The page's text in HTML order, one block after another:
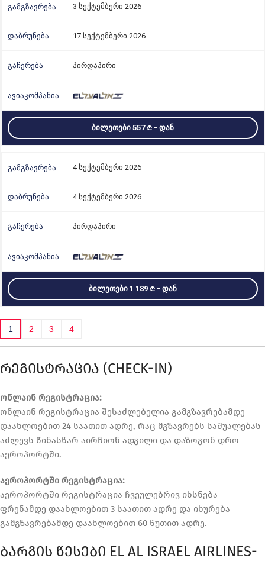
3 სექტემბერი 2026
17 სექტემბერი 2026
პირდაპირი
ᲑᲘᲚᲔᲗᲔᲑᲘ 557 - ᲓᲐᲜ
4 სექტემბერი 2026
4 სექტემბერი 2026
პირდაპირი
ᲑᲘᲚᲔᲗᲔᲑᲘ 1 189 - ᲓᲐᲜ
1 2 3 4
ᲠᲔᲒᲘᲡᲢᲠᲐᲪᲘᲐ (CHECK-IN)
ონლაინ რეგისტრაცია:
ონლაინ რეგისტრაცია შესაძლებელია გამგზავრებამდე
დაახლოებით 24 საათით ადრე, რაც მგზავრებს საშუალებას
აძლევს წინასწარ აირჩიონ ადგილი და დაზოგონ დრო
აეროპორტში.
აეროპორტში რეგისტრაცია:
აეროპორტში რეგისტრაცია ჩვეულებრივ იხსნება
ფრენამდე დაახლოებით 3 საათით ადრე და იხურება
გამგზავრებამდე დაახლოებით 60 წუთით ადრე.
ᲑᲐᲠᲒᲘᲡ ᲬᲔᲡᲔᲑᲘ EL AL ISRAEL AIRLINES-